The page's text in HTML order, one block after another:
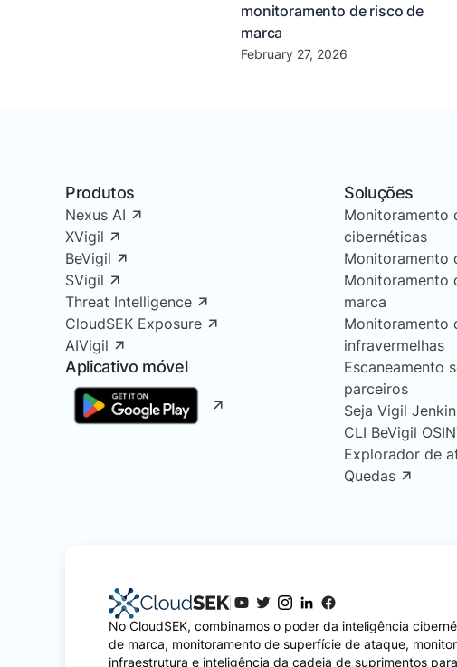
monitoramento de risco de
marca
February 27, 2026
Produtos
Nexus AI
XVigil
BeVigil
SVigil
Threat Intelligence
CloudSEK Exposure
AIVigil
Aplicativo móvel
Soluções
Monitoramento
cibernéticas
Monitoramento
Monitoramento
marca
Monitoramento
infravermelhas
Escaneamento
parceiros
Seja Vigil
CLI BeVigil
Explorador de
Quedas
No CloudSEK, combinamos o poder da inteligência
de marca, monitoramento de superfície de ataque,
infraestrutura e inteligência da cadeia de suprimentos